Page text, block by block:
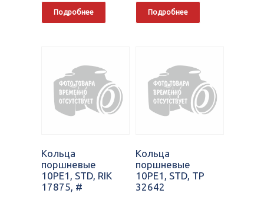
Подробнее Подробнее
Кольца
поршневые
10PE1, STD, RIK
17875, #
Кольца
поршневые
10PE1, STD, TP
32642